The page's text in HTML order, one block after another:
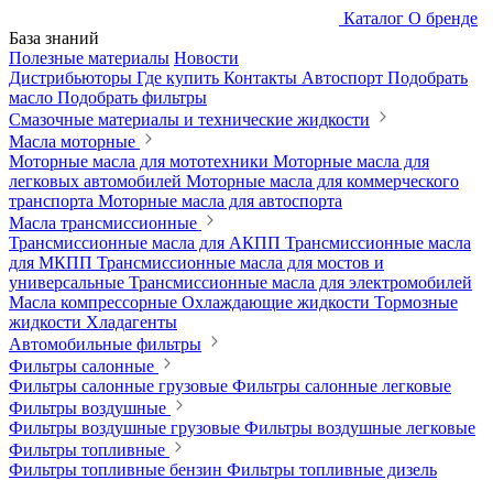
Каталог О бренде
База знаний
Полезные материалы Новости
Дистрибьюторы Где купить Контакты Автоспорт Подобрать
масло Подобрать фильтры
Смазочные материалы и технические жидкости
Масла моторные
Моторные масла для мототехники Моторные масла для
легковых автомобилей Моторные масла для коммерческого
транспорта Моторные масла для автоспорта
Масла трансмиссионные
Трансмиссионные масла для АКПП Трансмиссионные масла
для МКПП Трансмиссионные масла для мостов и
универсальные Трансмиссионные масла для электромобилей
Масла компрессорные Охлаждающие жидкости Тормозные
жидкости Хладагенты
Автомобильные фильтры
Фильтры салонные
Фильтры салонные грузовые Фильтры салонные легковые
Фильтры воздушные
Фильтры воздушные грузовые Фильтры воздушные легковые
Фильтры топливные
Фильтры топливные бензин Фильтры топливные дизель